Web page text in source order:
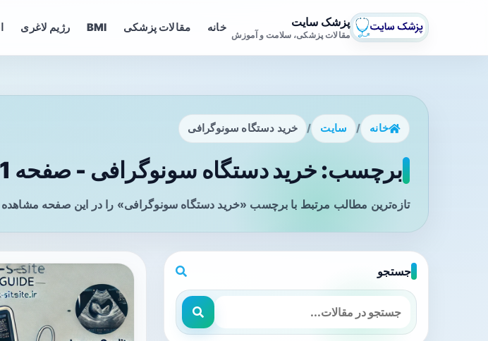
پزشک سایت
مقالات پزشکی، سلامت و آموزش
خانه مقالات پزشکی BMI رژیم لاغری
خانه / سایت / خرید دستگاه سونوگرافی
برچسب: خرید دستگاه سونوگرافی - صفحه 1
تازه‌ترین مطالب مرتبط با برچسب «خرید دستگاه سونوگرافی» را در این صفحه
جستجو